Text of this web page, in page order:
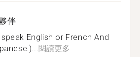
伴
English or French And
閱讀更多